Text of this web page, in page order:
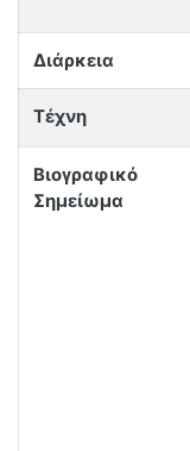
Διάρκεια
Τέχνη
Βιογραφικό
Σημείωμα